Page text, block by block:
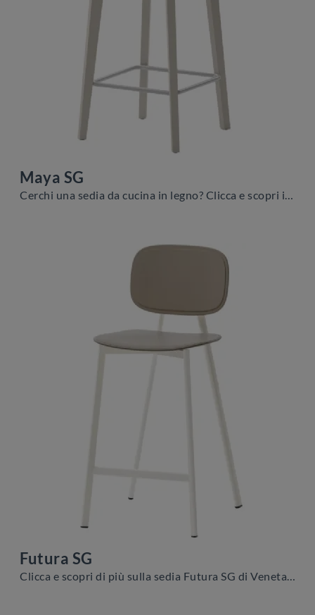
Maya SG
Cerchi una sedia da cucina in legno? Clicca e scopri il modello Maya SG di Veneta Cucine per ultimare i tuoi locali perfettamente.
Futura SG
Clicca e scopri di più sulla sedia Futura SG di Veneta Cucine in plastica: le più esclusive Sedie sgabelli moderne ti aspettano.